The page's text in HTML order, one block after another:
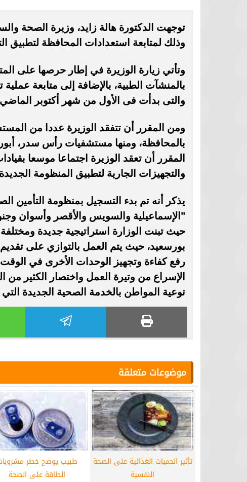
توجهت الدكتورة هالة زايد، وزيرة الصحة
وذلك لمتابعة استعدادات المحافظة لتطبيق
وتأتي زيارة الوزيرة في إطار حرصها على
بالمنشآت الطبية، بالإضافة إلى متابعة
والتى بدأت فى الأول من شهر أكتوبر
ومن المقرر أن تتفقد الوزيرة عددا من
بالمحافظة، ومنها مستشفيات رأس سدر،
المقرر أن تعقد الوزيرة اجتماعا موسعا
والتجهيزات الجارية لتطبيق المنظومة
يذكر أنه تم بدء التسجيل بمنظومة
"الإسماعيلية والسويس والأقصر وأسوان
حيث تبنت الوزارة استراتيجية جديدة
بورسعيد، حيث يتم العمل بالتوازي على
رفع كفاءة وتجهيز الوحدات الأخرى في
الإسراع من وتيرة العمل واختصار الكثير من
توعية المواطن بالخدمة الصحية الجديدة
موضوعات متعلقة
تأثير الحميات الغذائية على الصحة
النفسية
طبيب يوضح خطر
الطاقة على الصحة
برشلونة يستعيد سلاحا مهما بعد صدمة
كأس العالم
موعد سفر بعثة
بكأس خوان